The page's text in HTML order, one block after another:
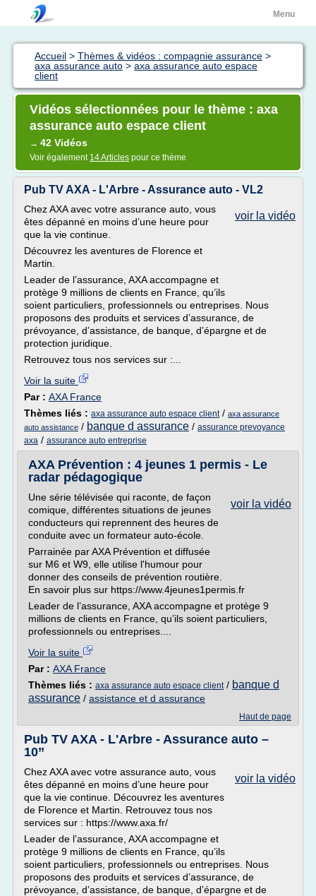
Menu
Accueil > Thèmes & vidéos : compagnie assurance >
axa assurance auto > axa assurance auto espace
client
Vidéos sélectionnées pour le thème : axa
assurance auto espace client
→ 42 Vidéos
Voir également 14 Articles pour ce thème
Pub TV AXA - L'Arbre - Assurance auto - VL2
voir la vidéo
Chez AXA avec votre assurance auto, vous
êtes dépanné en moins d’une heure pour
que la vie continue.
Découvrez les aventures de Florence et
Martin.
Leader de l’assurance, AXA accompagne et
protège 9 millions de clients en France, qu’ils
soient particuliers, professionnels ou entreprises. Nous
proposons des produits et services d’assurance, de
prévoyance, d’assistance, de banque, d’épargne et de
protection juridique.
Retrouvez tous nos services sur :...
Voir la suite
Par : AXA France
Thèmes liés : axa assurance auto espace client/ axa assurance
auto assistance / banque d assurance / assurance prevoyance
axa / assurance auto entreprise
AXA Prévention : 4 jeunes 1 permis - Le
radar pédagogique
voir la vidéo
Une série télévisée qui raconte, de façon
comique, différentes situations de jeunes
conducteurs qui reprennent des heures de
conduite avec un formateur auto-école.
Parrainée par AXA Prévention et diffusée
sur M6 et W9, elle utilise l'humour pour
donner des conseils de prévention routière.
En savoir plus sur https://www.4jeunes1permis.fr
Leader de l’assurance, AXA accompagne et protège 9
millions de clients en France, qu’ils soient particuliers,
professionnels ou entreprises....
Voir la suite
Par : AXA France
Thèmes liés : axa assurance auto espace client/ banque d
assurance / assistance et d assurance
Haut de page
Pub TV AXA - L'Arbre - Assurance auto –
10’’
voir la vidéo
Chez AXA avec votre assurance auto, vous
êtes dépanné en moins d’une heure pour
que la vie continue. Découvrez les aventures
de Florence et Martin. Retrouvez tous nos
services sur : https://www.axa.fr/
Leader de l’assurance, AXA accompagne et
protège 9 millions de clients en France, qu’ils
soient particuliers, professionnels ou entreprises. Nous
proposons des produits et services d’assurance, de
prévoyance, d’assistance, de banque, d’épargne et de